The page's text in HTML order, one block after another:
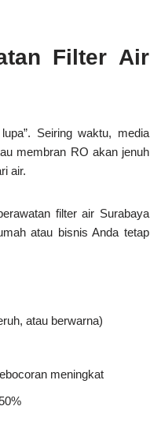
Filter Air
Seiring waktu, media
membran RO akan jenuh
air.
filter air Surabaya
atau bisnis Anda tetap
atau berwarna)
meningkat